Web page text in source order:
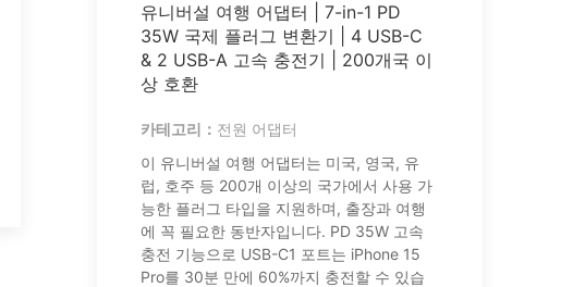
유니버설 여행 어댑터 | 7-in-1 PD
35W 국제 플러그 변환기 | 4 USB-C
& 2 USB-A 고속 충전기 | 200개국 이
상 호환
카테고리： 전원 어댑터
이 유니버설 여행 어댑터는 미국, 영국, 유
럽, 호주 등 200개 이상의 국가에서 사용 가
능한 플러그 타입을 지원하며, 출장과 여행
에 꼭 필요한 동반자입니다. PD 35W 고속
충전 기능으로 USB-C1 포트는 iPhone 15
Pro를 30분 만에 60%까지 충전할 수 있습